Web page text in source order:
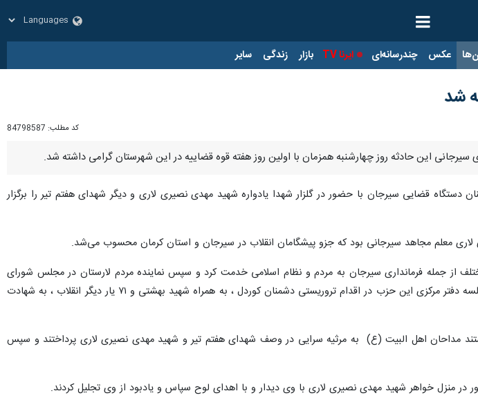
عکس چندرسانه‌ای ایرنا TV بازار زندگی سایر
شد
کد مطلب: 84798587
این حادثه روز چهارشنبه همزمان با اولین روز هفته قوه قضاییه در این شهرستان گرامی داشته شد.
دستگاه قضایی سیرجان با حضور در گلزار شهدا یادواره شهید مهدی نصیری لاری و دیگر شهدای هفتم تیر را برگزار
معلم مجاهد سیرجانی بود که جزو پیشگامان انقلاب در سیرجان و استان کرمان محسوب می‌شد.
از جمله فرمانداری سیرجان به مردم و نظام اسلامی خدمت کرد و سپس نماینده مردم لارستان در مجلس شورای
اسلامی شد که همزمان نیز عضویت حزب جمهوری اسلامی را داشت و در جلسه دفتر مرکزی این حزب در اقدام تروریستی دشمنان کوردل ، به همراه شهید بهشتی و ۷۱ یار دیگر انقلاب ، به شهادت
مداحان اهل البیت (ع) به مرثیه سرایی در وصف شهدای هفتم تیر و شهید مهدی نصیری لاری پرداختند و سپس
در منزل خواهر شهید مهدی نصیری لاری با وی دیدار و با اهدای لوح سپاس و یادبود از وی تجلیل کردند.